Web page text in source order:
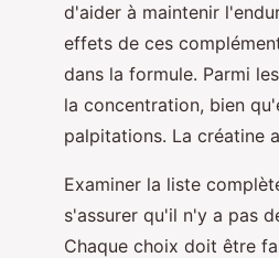
d'aider à maintenir
effets de ces
dans la formule. Parmi
la concentration, bien
palpitations. La créatine
Examiner la liste
s'assurer qu'il n'y a pas
Chaque choix doit être